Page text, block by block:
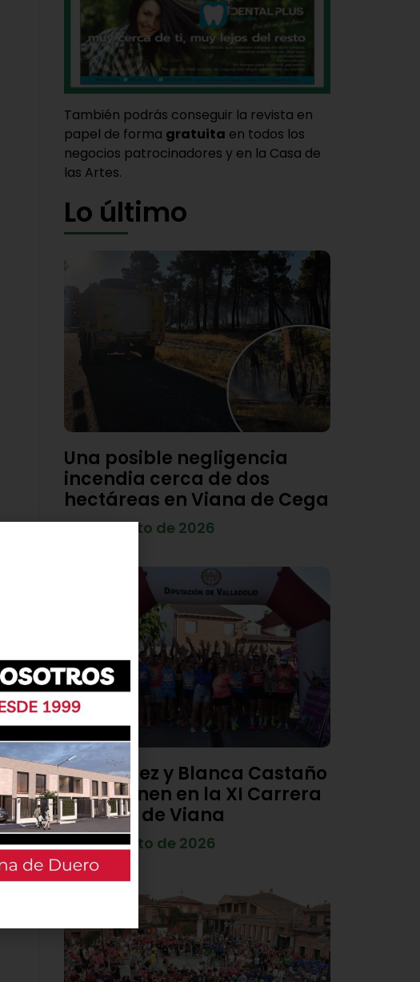
También podrás conseguir la revista en
papel de forma gratuita en todos los
negocios patrocinadores y en la Casa de
las Artes.
Lo último
Una posible negligencia
incendia cerca de dos
hectáreas en Viana de Cega
7 de agosto de 2026
Diego Díez y Blanca Castaño
se imponen en la XI Carrera
Popular de Viana
4 de agosto de 2026